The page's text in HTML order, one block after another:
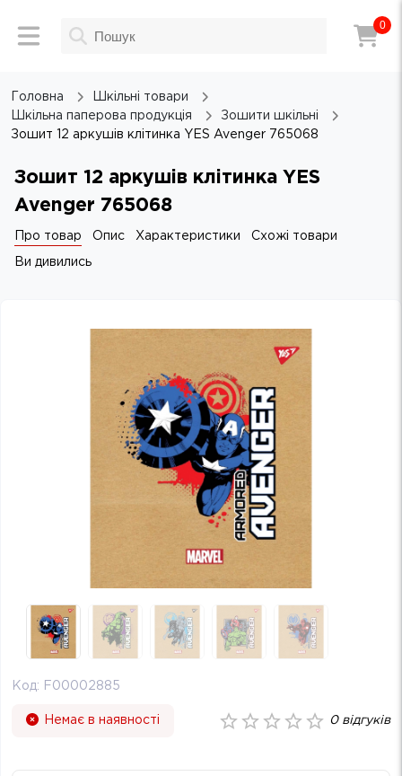
0
Головна
Шкільні товари
Шкільна паперова продукція
Зошити шкільні
Зошит 12 аркушів клітинка YES Avenger 765068
Зошит 12 аркушів клітинка YES
Avenger 765068
Про товар Опис Характеристики Схожі товари
Ви дивились
Код: F00002885
Немає в наявності 0відгуків